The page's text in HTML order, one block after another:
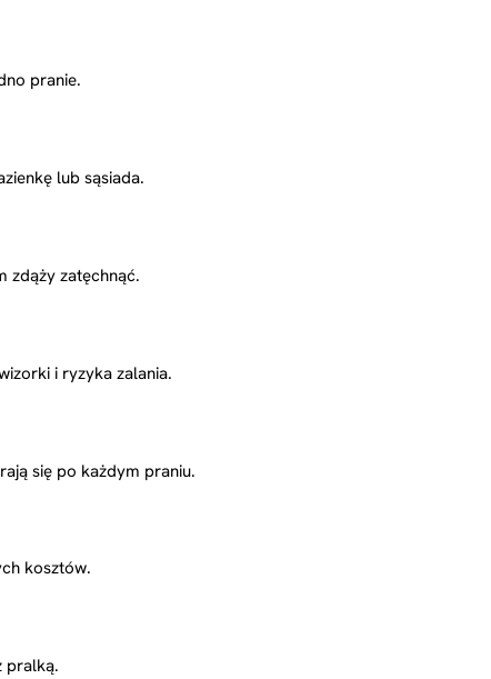
pranie.
lub sąsiada.
zdąży zatęchnąć.
i ryzyka zalania.
się po każdym praniu.
kosztów.
pralką.